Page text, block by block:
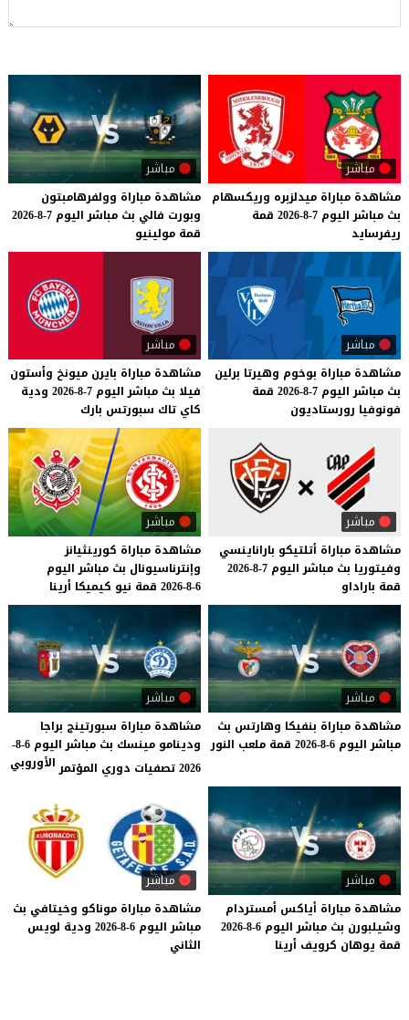
مباشر
مشاهدة مباراة ميدلزبره وريكسهام
بث مباشر اليوم 7-8-2026
قمة
ريفرسايد
مباشر
مشاهدة مباراة وولفرهامبتون
وبورت فالي بث مباشر اليوم 7-8-2026
قمة مولينيو
مباشر
مشاهدة مباراة بوخوم وهيرتا برلين
بث مباشر اليوم 7-8-2026
قمة
فونوفيا رورستاديون
مباشر
مشاهدة مباراة بايرن ميونخ وأستون
فيلا بث مباشر اليوم 7-8-2026
ودية
كاي تاك سبورتس بارك
مباشر
مشاهدة مباراة أتلتيكو باراناينسي
وفيتوريا بث مباشر اليوم 7-8-2026
قمة باراداو
مباشر
مشاهدة مباراة كورينثيانز
وإنترناسيونال بث مباشر اليوم
6-8-2026
قمة نيو كيميكا أرينا
مباشر
مشاهدة مباراة بنفيكا وهارتس بث
مباشر اليوم 6-8-2026 قمة ملعب النور
مباشر
مشاهدة مباراة سبورتينج براجا
ودينامو مينسك بث مباشر اليوم 6-8-
2026 تصفيات دوري المؤتمر
الأوروبي
مباشر
مشاهدة مباراة أياكس أمستردام
وشيلبورن بث مباشر اليوم 6-8-2026
قمة يوهان كرويف أرينا
مباشر
مشاهدة مباراة موناكو وخيتافي بث
مباشر اليوم 6-8-2026 ودية لويس
الثاني